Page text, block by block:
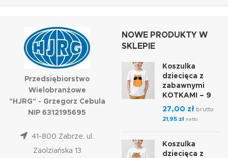
Przedsiębiorstwo
Wielobranżowe
"HJRG" - Grzegorz Cebula
NIP 6312195695
41-800 Zabrze, ul.
Zaolziańska 13
NOWE PRODUKTY W
SKLEPIE
Koszulka
dziecięca z
zabawnymi
KOTKAMI – 9
27,00 zł brutto
21,95 zł netto
Koszulka
dziecięca z